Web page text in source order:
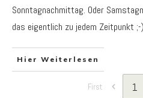
Sonntagnachmittag. Oder
das eigentlich zu jedem Zeitpunkt
Hier Weiterlesen
First 1